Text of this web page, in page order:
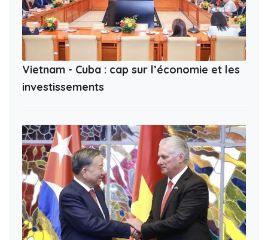
Vietnam - Cuba : cap sur l’économie et les
investissements